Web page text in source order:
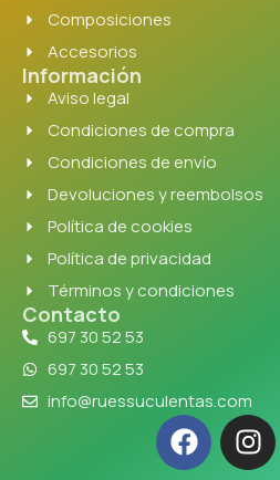
Composiciones
Accesorios
Información
Aviso legal
Condiciones de compra
Condiciones de envío
Devoluciones y reembolsos
Política de cookies
Política de privacidad
Términos y condiciones
Contacto
697 30 52 53
697 30 52 53
info@ruessuculentas.com